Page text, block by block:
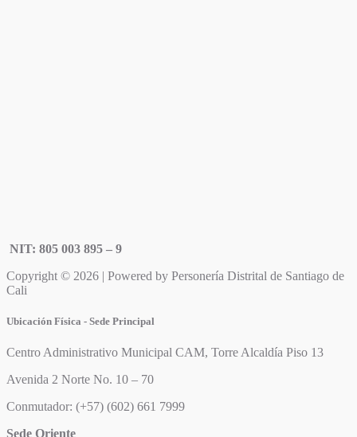
NIT: 805 003 895 – 9
Copyright © 2026 | Powered by Personería Distrital de Santiago de
Cali
Ubicación Física - Sede Principal
Centro Administrativo Municipal CAM, Torre Alcaldía Piso 13
Avenida 2 Norte No. 10 – 70
Conmutador: (+57) (602) 661 7999
Sede Oriente